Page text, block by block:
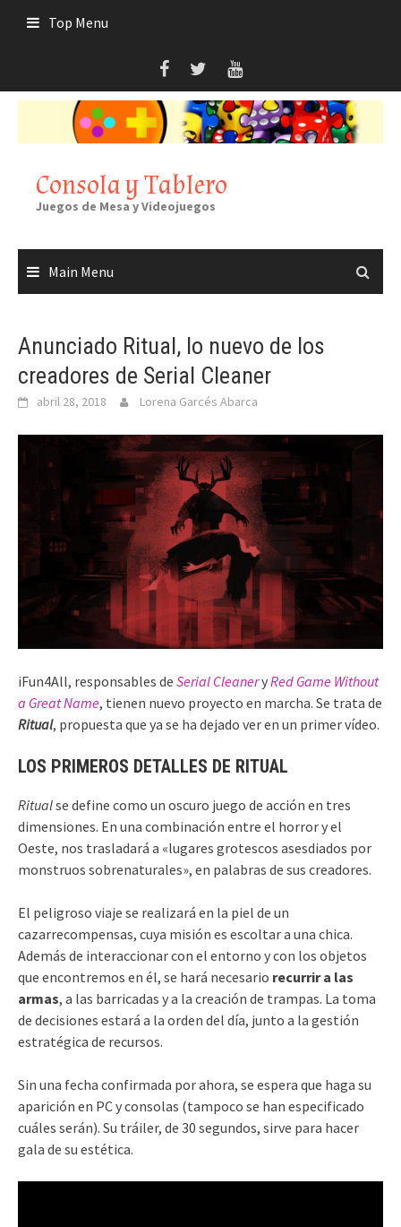
Top Menu
Consola y Tablero
Juegos de Mesa y Videojuegos
Main Menu
Anunciado Ritual, lo nuevo de los
creadores de Serial Cleaner
abril 28, 2018 Lorena Garcés Abarca
iFun4All, responsables de Serial CleaneryRed Game Without
a Great Name, tienen nuevo proyecto en marcha. Se trata de
Ritual, propuesta que ya se ha dejado ver en un primer vídeo.
LOS PRIMEROS DETALLES DE RITUAL
Ritualse define como un oscuro juego de acción en tres
dimensiones. En una combinación entre el horror y el
Oeste, nos trasladará a «lugares grotescos asesdiados por
monstruos sobrenaturales», en palabras de sus creadores.
El peligroso viaje se realizará en la piel de un
cazarrecompensas, cuya misión es escoltar a una chica.
Además de interaccionar con el entorno y con los objetos
que encontremos en él, se hará necesario recurrir a las
armas, a las barricadas y a la creación de trampas. La toma
de decisiones estará a la orden del día, junto a la gestión
estratégica de recursos.
Sin una fecha confirmada por ahora, se espera que haga su
aparición en PC y consolas (tampoco se han especificado
cuáles serán). Su tráiler, de 30 segundos, sirve para hacer
gala de su estética.